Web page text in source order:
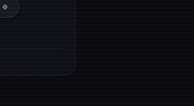
🍀